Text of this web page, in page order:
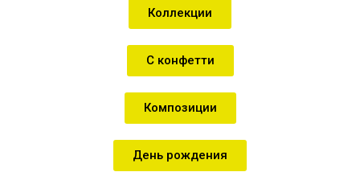
Коллекции
С конфетти
Композиции
День рождения